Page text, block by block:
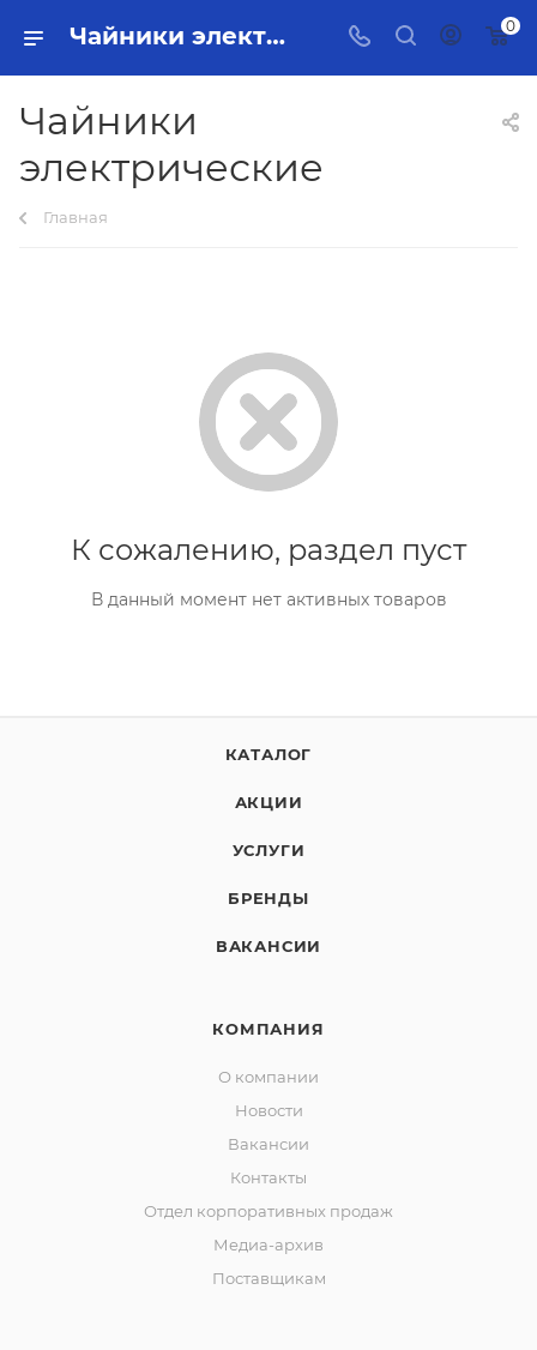
Чайники электрические Тольятти - купить в интернет-магазине, каталог с ценами и характеристиками 0
Чайники
электрические
Главная
К сожалению, раздел пуст
В данный момент нет активных товаров
КАТАЛОГ
АКЦИИ
УСЛУГИ
БРЕНДЫ
ВАКАНСИИ
КОМПАНИЯ
О компании
Новости
Вакансии
Контакты
Отдел корпоративных продаж
Медиа-архив
Поставщикам